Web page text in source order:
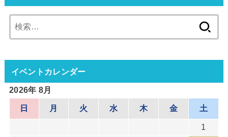
索:
イベントカレンダー
2026年 8月
日 月 火 水 木 金 土
1